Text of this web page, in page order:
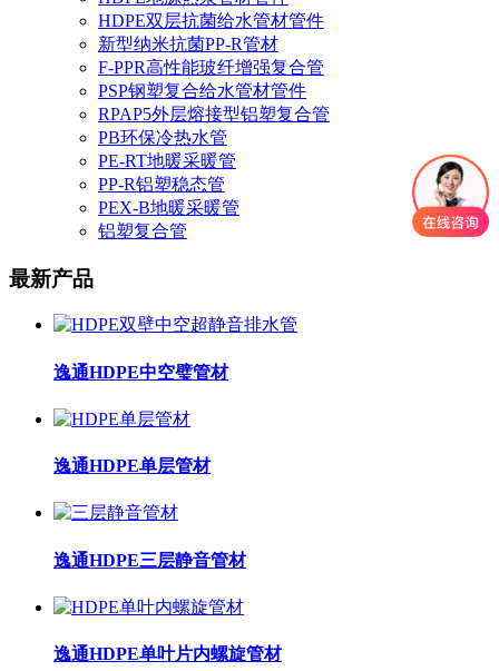
HDPE双层抗菌给水管材管件
新型纳米抗菌PP-R管材
F-PPR高性能玻纤增强复合管
PSP钢塑复合给水管材管件
RPAP5外层熔接型铝塑复合管
PB环保冷热水管
PE-RT地暖采暖管
PP-R铝塑稳态管
PEX-B地暖采暖管
铝塑复合管
最新产品
逸通HDPE中空璧管材
逸通HDPE单层管材
逸通HDPE三层静音管材
逸通HDPE单叶片内螺旋管材